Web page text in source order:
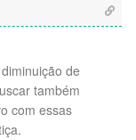
de
também
com essas